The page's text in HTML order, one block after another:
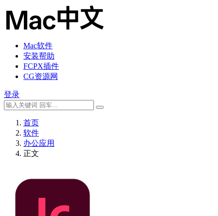
Mac软件
安装帮助
FCPX插件
CG资源网
登录
首页
软件
办公应用
正文